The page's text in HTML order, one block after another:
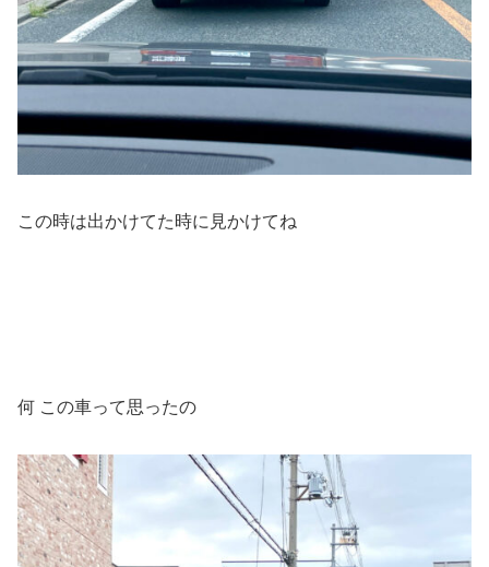
この時は出かけてた時に見かけてね
何 この車って思ったの